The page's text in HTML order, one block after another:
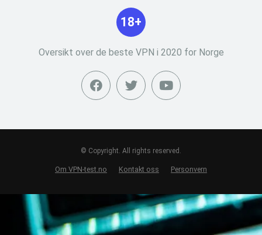
Oversikt over de beste VPN i 2020 for Norge
18+
© Copyright. All rights reserved.
Om VPN-test.no Kontakt oss Personvern